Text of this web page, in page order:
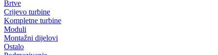
Brtve
Crijevo turbine
Kompletne turbine
Moduli
Montažni dijelovi
Ostalo